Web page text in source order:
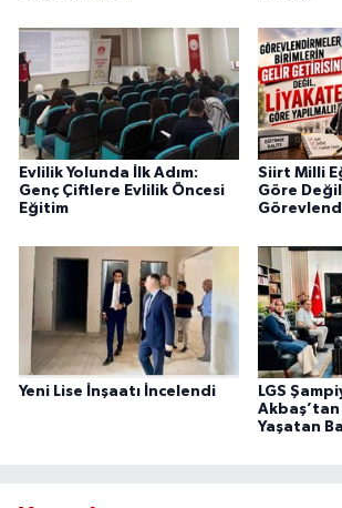
Evlilik Yolunda İlk Adım:
Genç Çiftlere Evlilik Öncesi
Eğitim
Siirt Milli
Göre
Yeni Lise İnşaatı İncelendi
LGS
Yaşatan